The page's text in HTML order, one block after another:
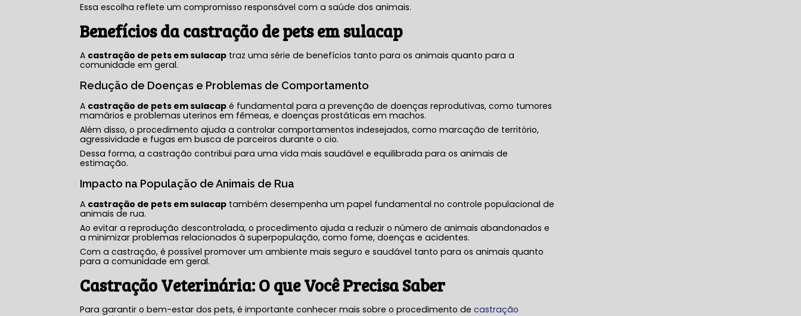
Essa escolha reflete um compromisso responsável com a saúde dos animais.
Benefícios dacastração de pets em sulacap
A castração de pets em sulacap traz uma série de benefícios tanto para os animais quanto para a
comunidade em geral.
Redução de Doenças e Problemas de Comportamento
A castração de pets em sulacap é fundamental para a prevenção de doenças reprodutivas, como tumores
mamários e problemas uterinos em fêmeas, e doenças prostáticas em machos.
Além disso, o procedimento ajuda a controlar comportamentos indesejados, como marcação de território,
agressividade e fugas em busca de parceiros durante o cio.
Dessa forma, a castração contribui para uma vida mais saudável e equilibrada para os animais de
estimação.
Impacto na População de Animais de Rua
A castração de pets em sulacap também desempenha um papel fundamental no controle populacional de
animais de rua.
Ao evitar a reprodução descontrolada, o procedimento ajuda a reduzir o número de animais abandonados e
a minimizar problemas relacionados à superpopulação, como fome, doenças e acidentes.
Com a castração, é possível promover um ambiente mais seguro e saudável tanto para os animais quanto
para a comunidade em geral.
Castração Veterinária: O que Você Precisa Saber
Para garantir o bem-estar dos pets, é importante conhecer mais sobre o procedimento decastração